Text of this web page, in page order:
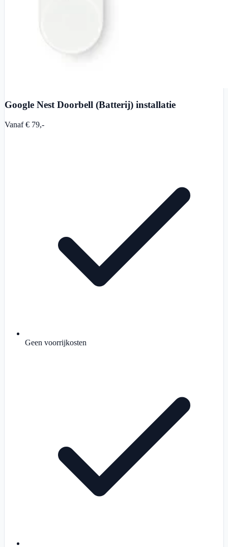
Google Nest Doorbell (Batterij) installatie
Vanaf € 79,-
Geen voorrijkosten